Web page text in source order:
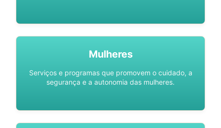
Mulheres
Serviços e programas que promovem o cuidado, a
segurança e a autonomia das mulheres.